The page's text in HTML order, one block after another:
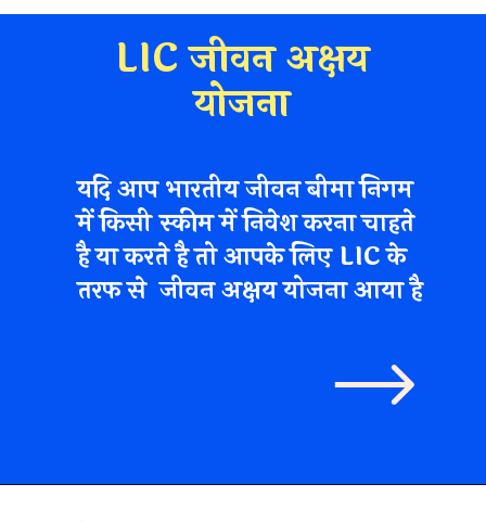
LIC जीवन अक्षय
योजना
यदि आप भारतीय जीवन बीमा निगम
में किसी स्कीम में निवेश करना चाहते
है या करते है तो आपके लिए LIC के
तरफ से जीवन अक्षय योजना आया है